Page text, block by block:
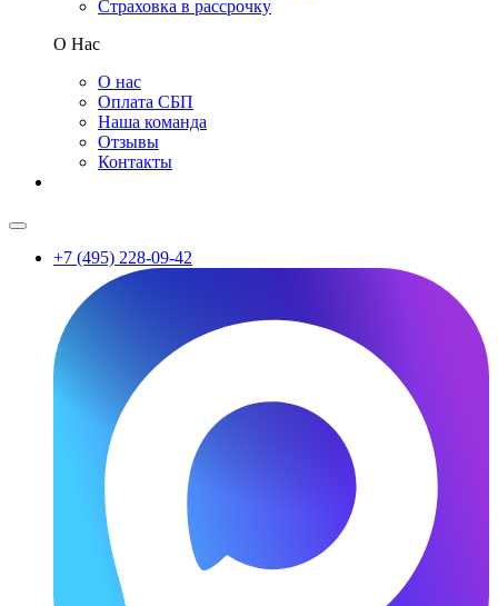
Страховка в рассрочку
О Нас
О нас
Оплата СБП
Наша команда
Отзывы
Контакты
+7 (495) 228-09-42